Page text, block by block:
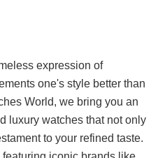
expression of
one's style better than
World, we bring you an
luxury watches that not only
to your refined taste.